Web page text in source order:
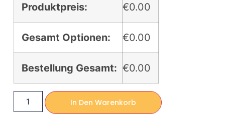
Produktpreis: €0.00
Gesamt Optionen: €0.00
Bestellung Gesamt: €0.00
In Den Warenkorb